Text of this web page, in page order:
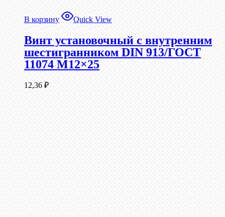
В корзину Quick View
Винт установочный с внутренним
шестигранником DIN 913/ГОСТ
11074 М12×25
12,36 ₽